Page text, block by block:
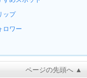
ップ
ロワー
ページの先頭へ ▲